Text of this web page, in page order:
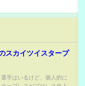
スカイツイスタープ
手はいるけど、個人的に